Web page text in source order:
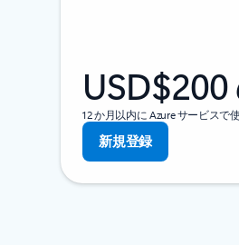
12 か月以内に Azure サービスで
新規登録